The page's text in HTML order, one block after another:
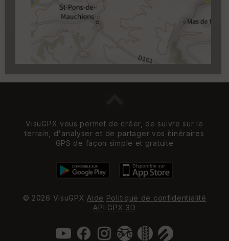
Carroyage UTM
zoom 14)
VisuGPX vous permet de créer, de suivre sur le
terrain, d'analyser et de partager vos itinéraires
GPS de façon simple et gratuite
© 2026 VisuGPX Aide Politique de confidentialité
API GPX 3D